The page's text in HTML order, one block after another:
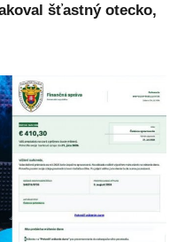
šťastný otecko,